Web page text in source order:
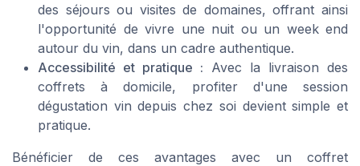
des séjours ou visites de domaines, offrant ainsi
l'opportunité de vivre une nuit ou un week end
autour du vin, dans un cadre authentique.
Accessibilité et pratique : Avec la livraison des
coffrets à domicile, profiter d'une session
dégustation vin depuis chez soi devient simple et
pratique.
Bénéficier de ces avantages avec un coffret